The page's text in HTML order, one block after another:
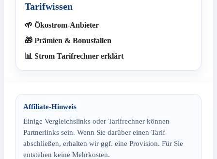
Tarifwissen
🌱 Ökostrom-Anbieter
🎁 Prämien & Bonusfallen
📊 Strom Tarifrechner erklärt
Affiliate-Hinweis
Einige Vergleichslinks oder Tarifrechner können
Partnerlinks sein. Wenn Sie darüber einen Tarif
abschließen, erhalten wir ggf. eine Provision. Für Sie
entstehen keine Mehrkosten.